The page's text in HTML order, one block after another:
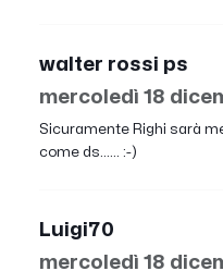
walter rossi ps
mercoledì 18
Sicuramente Righi sarà
come ds...... :-)
Luigi70
mercoledì 18